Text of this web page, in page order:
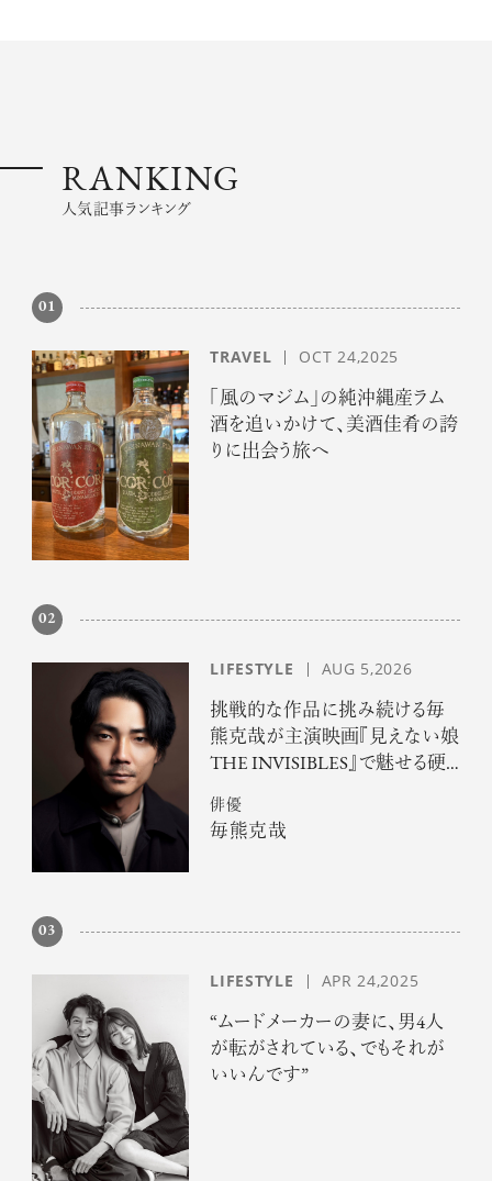
RANKING
人気記事ランキング
01
TRAVEL OCT 24,2025
「風のマジム」の純沖縄産ラム
酒を追いかけて、美酒佳肴の誇
りに出会う旅へ
02
LIFESTYLE AUG 5,2026
挑戦的な作品に挑み続ける毎
熊克哉が主演映画『見えない娘
THE INVISIBLES』で魅せる硬
俳優
毎熊克哉
03
LIFESTYLE APR 24,2025
“ムードメーカーの妻に、男4人
が転がされている、でもそれが
いいんです”